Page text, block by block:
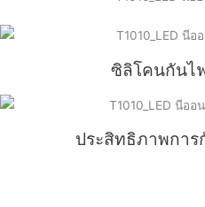
ซิลิโคนกันไ
ประสิทธิภาพการ